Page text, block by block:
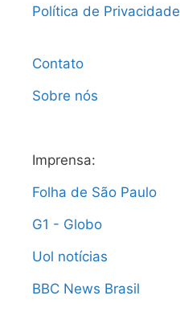
Política de Privacidade
Contato
Sobre nós
Imprensa:
Folha de São Paulo
G1 - Globo
Uol notícias
BBC News Brasil